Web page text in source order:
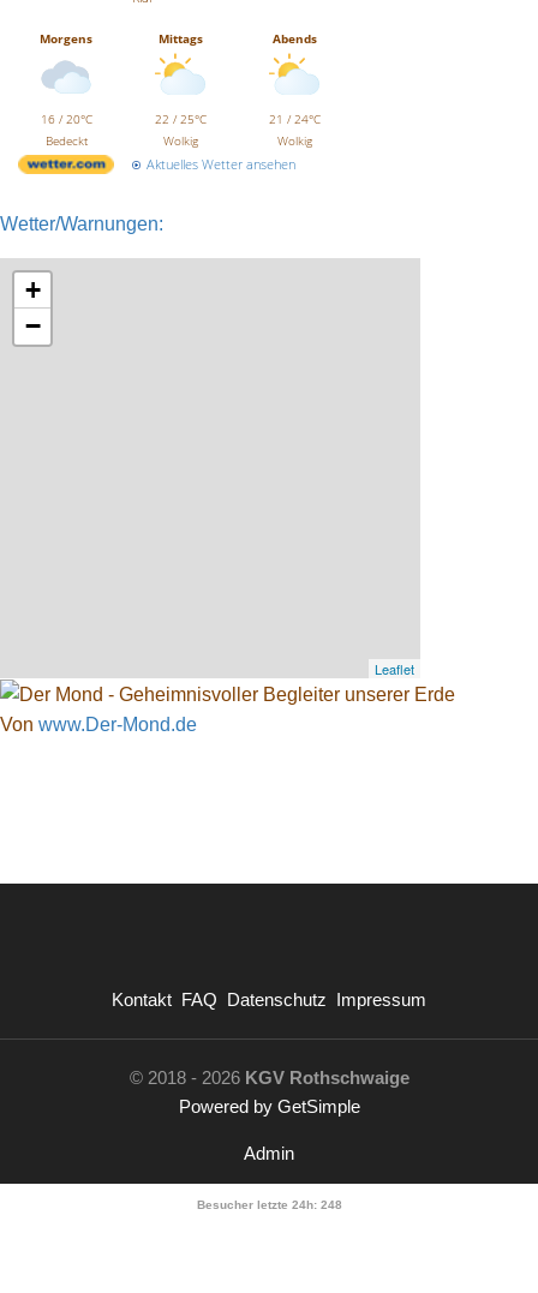
Morgens
16 / 20°C
Bedeckt
Mittags
22 / 25°C
Wolkig
Abends
21 / 24°C
Wolkig
Aktuelles Wetter ansehen
Wetter/Warnungen:
+
−
Leaflet
Von www.Der-Mond.de
Kontakt FAQ Datenschutz Impressum
© 2018 - 2026 KGV Rothschwaige
Powered by GetSimple
Admin
Besucher letzte 24h: 248